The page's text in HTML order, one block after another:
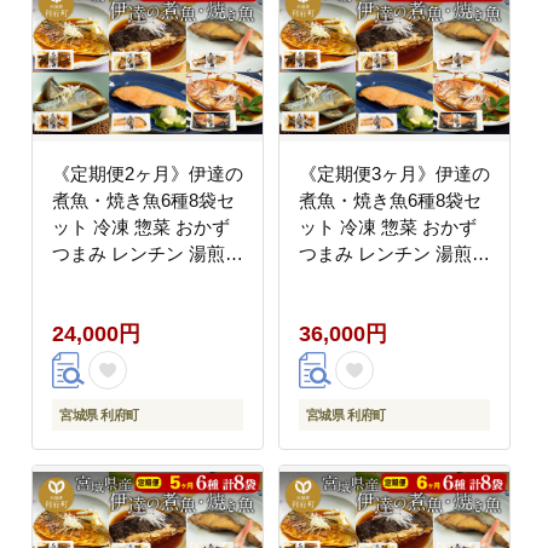
《定期便2ヶ月》伊達の
煮魚・焼き魚6種8袋セ
ット 冷凍 惣菜 おかず
つまみ レンチン 湯煎
さば さんま ぶり ブリ
かれい 金目鯛 冷凍 惣
菜 おかず つまみ レン
チン 湯煎 簡単 煮物 煮
24,000円
宮城県 利府町
《定期便3ヶ月》伊達の
煮魚・焼き魚6種8袋セ
ット 冷凍 惣菜 おかず
つまみ レンチン 湯煎
さば さんま ぶり ブリ
かれい 金目鯛 冷凍 惣
菜 おかず つまみ レン
チン 湯煎 簡単 煮物 煮
36,000円
宮城県 利府町